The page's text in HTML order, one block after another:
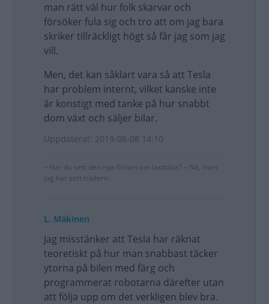
man rätt väl hur folk skarvar och
försöker fula sig och tro att om jag bara
skriker tillräckligt högt så får jag som jag
vill.
Men, det kan såklart vara så att Tesla
har problem internt, vilket kanske inte
är konstigt med tanke på hur snabbt
dom växt och säljer bilar.
Uppdaterat: 2019-08-08 14:10
– Har du sett den nya filmen om lastbilar? – Nä, men
jag har sett trailern.
L. Mäkinen
Jag misstänker att Tesla har räknat
teoretiskt på hur man snabbast täcker
ytorna på bilen med färg och
programmerat robotarna därefter utan
att följa upp om det verkligen blev bra.